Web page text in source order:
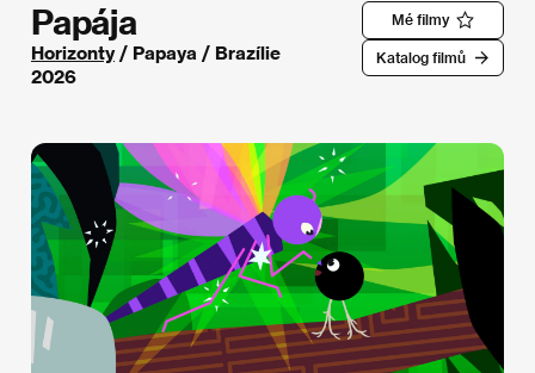
Mé filmy
Katalog filmů
Papája
Horizonty/ Papaya / Brazílie
2026